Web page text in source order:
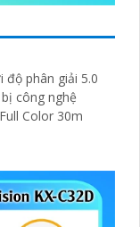
độ phân giải 5.0
Color 30m